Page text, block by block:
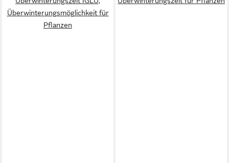
Überwinterungsmöglichkeit für
Pflanzen